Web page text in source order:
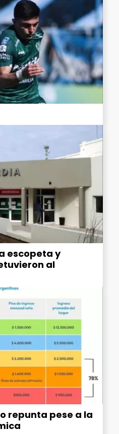
escopeta y
al
repunta pese a la